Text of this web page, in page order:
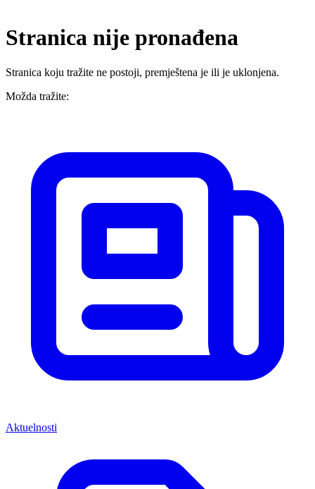
Stranica nije pronađena
Stranica koju tražite ne postoji, premještena je ili je uklonjena.
Možda tražite:
Aktuelnosti